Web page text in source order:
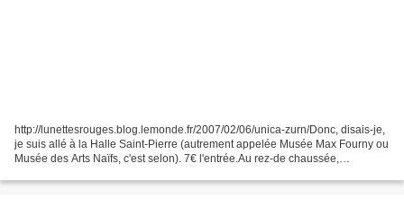
http://lunettesrouges.blog.lemonde.fr/2007/02/06/unica-zurn/Donc, disais-je,
je suis allé à la Halle Saint-Pierre (autrement appelée Musée Max Fourny ou
Musée des Arts Naïfs, c'est selon). 7€ l'entrée.Au rez-de chaussée,